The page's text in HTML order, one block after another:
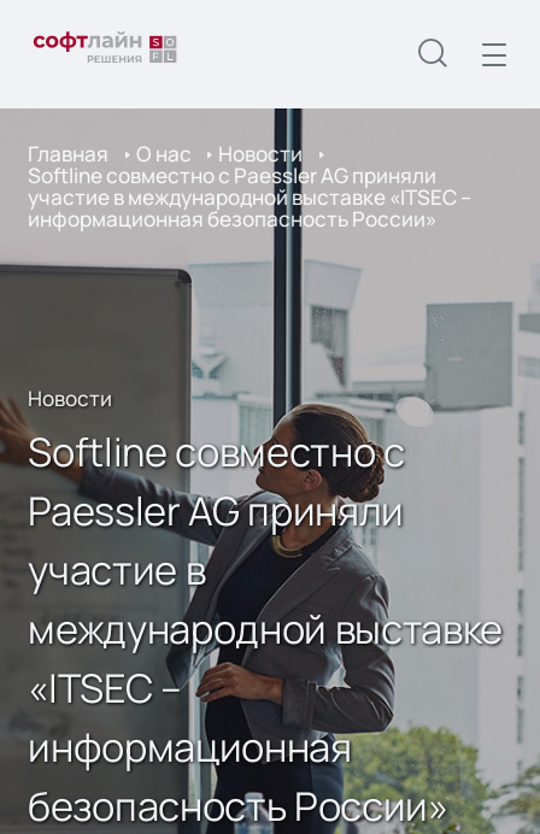
Главная О нас Новости
Softline совместно с Paessler AG приняли
участие в международной выставке «ITSEC –
информационная безопасность России»
Новости
Softline совместно с
Paessler AG приняли
участие в
международной выставке
«ITSEC –
информационная
безопасность России»